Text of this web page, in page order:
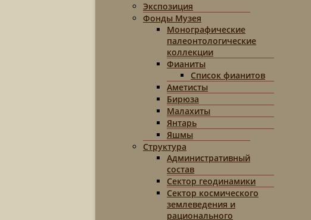
Экспозиция
Фонды Музея
Монографические
палеонтологические
коллекции
Фианиты
Список фианитов
Аметисты
Бирюза
Малахиты
Янтарь
Яшмы
Структура
Административный
состав
Сектор геодинамики
Сектор космического
землеведения и
рационального